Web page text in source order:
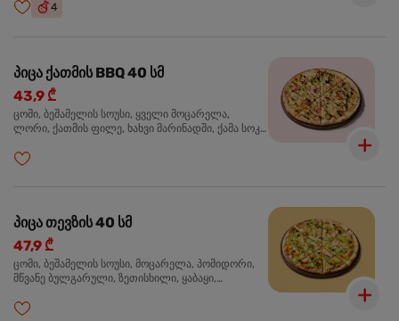
4
პიცა ქათმის BBQ 40 სმ
43,9 ₾
ცომი, ბეშამელის სოუსი, ყველი მოცარელა,
ლორი, ქათმის ფილე, ხახვი მარინადში, ქამა სოკო
პიცა თევზის 40 სმ
47,9 ₾
ცომი, ბეშამელის სოუსი, მოცარელა, პომიდორი,
მწვანე ბულგარული, ზეთისხილი, ყაბაყი,
ორეგანო